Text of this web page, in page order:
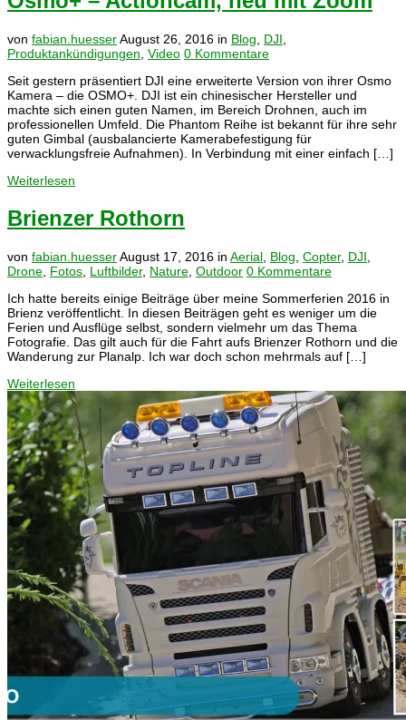
von fabian.huesserAugust 26, 2016 in Blog, DJI,
Produktankündigungen, Video 0 Kommentare
Seit gestern präsentiert DJI eine erweiterte Version von ihrer Osmo
Kamera – die OSMO+. DJI ist ein chinesischer Hersteller und
machte sich einen guten Namen, im Bereich Drohnen, auch im
professionellen Umfeld. Die Phantom Reihe ist bekannt für ihre sehr
guten Gimbal (ausbalancierte Kamerabefestigung für
verwacklungsfreie Aufnahmen). In Verbindung mit einer einfach […]
Weiterlesen
Brienzer Rothorn
von fabian.huesserAugust 17, 2016 in Aerial Blog Copter, DJI
Drone Fotos Luftbilder, Nature Outdoor 0 Kommentare
Ich hatte bereits einige Beiträge über meine Sommerferien 2016 in
Brienz veröffentlicht. In diesen Beiträgen geht es weniger um die
Ferien und Ausflüge selbst, sondern vielmehr um das Thema
Fotografie. Das gilt auch für die Fahrt aufs Brienzer Rothorn und die
Wanderung zur Planalp. Ich war doch schon mehrmals auf […]
Weiterlesen